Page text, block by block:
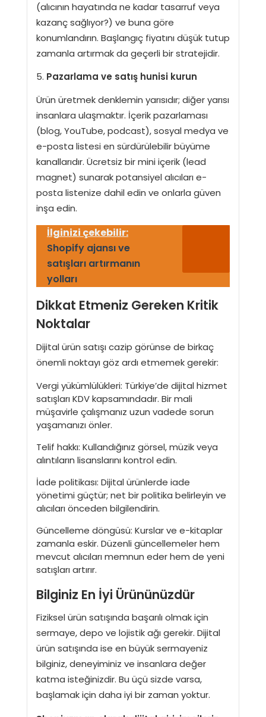
(alıcının hayatında ne kadar tasarruf veya
kazanç sağlıyor?) ve buna göre
konumlandırın. Başlangıç fiyatını düşük tutup
zamanla artırmak da geçerli bir stratejidir.
Pazarlama ve satış hunisi kurun
Ürün üretmek denklemin yarısıdır; diğer yarısı
insanlara ulaşmaktır. İçerik pazarlaması
(blog, YouTube, podcast), sosyal medya ve
e-posta listesi en sürdürülebilir büyüme
kanallarıdır. Ücretsiz bir mini içerik (lead
magnet) sunarak potansiyel alıcıları e-
posta listenize dahil edin ve onlarla güven
inşa edin.
İlginizi çekebilir:
Shopify ajansı ve
satışları artırmanın
yolları
Dikkat Etmeniz Gereken Kritik
Noktalar
Dijital ürün satışı cazip görünse de birkaç
önemli noktayı göz ardı etmemek gerekir:
Vergi yükümlülükleri: Türkiye’de dijital hizmet
satışları KDV kapsamındadır. Bir mali
müşavirle çalışmanız uzun vadede sorun
yaşamanızı önler.
Telif hakkı: Kullandığınız görsel, müzik veya
alıntıların lisanslarını kontrol edin.
İade politikası: Dijital ürünlerde iade
yönetimi güçtür; net bir politika belirleyin ve
alıcıları önceden bilgilendirin.
Güncelleme döngüsü: Kurslar ve e-kitaplar
zamanla eskir. Düzenli güncellemeler hem
mevcut alıcıları memnun eder hem de yeni
satışları artırır.
Bilginiz En İyi Ürününüzdür
Fiziksel ürün satışında başarılı olmak için
sermaye, depo ve lojistik ağı gerekir. Dijital
ürün satışında ise en büyük sermayeniz
bilginiz, deneyiminiz ve insanlara değer
katma isteğinizdir. Bu üçü sizde varsa,
başlamak için daha iyi bir zaman yoktur.